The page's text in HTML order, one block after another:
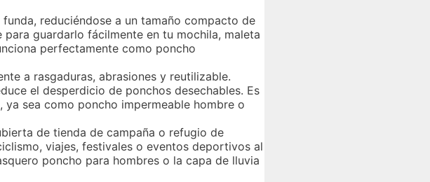
reduciéndose a un tamaño compacto de
guardarlo fácilmente en tu mochila, maleta
perfectamente como poncho
a rasgaduras, abrasiones y reutilizable.
el desperdicio de ponchos desechables. Es
sea como poncho impermeable hombre o
de tienda de campaña o refugio de
viajes, festivales o eventos deportivos al
poncho para hombres o la capa de lluvia